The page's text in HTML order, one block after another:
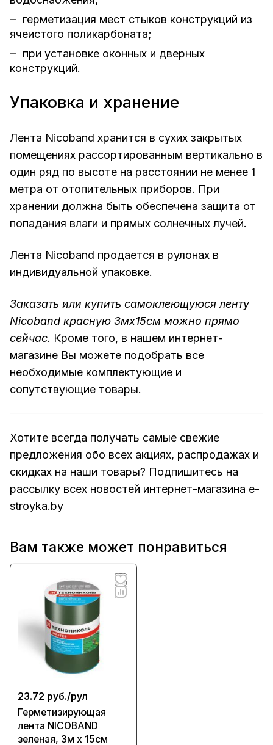
герметизация мест стыков конструкций из
ячеистого поликарбоната;
при установке оконных и дверных
конструкций.
Упаковка и хранение
Лента Nicoband хранится в сухих закрытых
помещениях рассортированным вертикально в
один ряд по высоте на расстоянии не менее 1
метра от отопительных приборов. При
хранении должна быть обеспечена защита от
попадания влаги и прямых солнечных лучей.
Лента Nicoband продается в рулонах в
индивидуальной упаковке.
Заказать или купить самоклеющуюся ленту
Nicoband красную 3мх15см можно прямо
сейчас. Кроме того, в нашем интернет-
магазине Вы можете подобрать все
необходимые комплектующие и
сопутствующие товары.
Хотите всегда получать самые свежие
предложения обо всех акциях, распродажах и
скидках на наши товары? Подпишитесь на
рассылку всех новостей интернет-магазина e-
stroyka.by
Вам также может понравиться
23.72 руб./рул
Герметизирующая
лента NICOBAND
зеленая, 3м х 15см